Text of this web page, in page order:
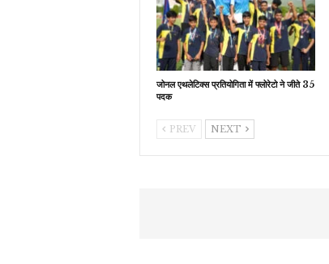
जोनल एथलेटिक्स प्रतियोगिता में फ्लोरेटो ने जीते 35
पदक
PREV NEXT